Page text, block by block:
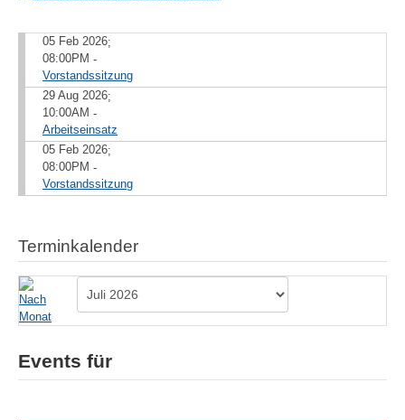
05 Feb 2026;
08:00PM -
Vorstandssitzung
29 Aug 2026;
10:00AM -
Arbeitseinsatz
05 Feb 2026;
08:00PM -
Vorstandssitzung
Terminkalender
Events für